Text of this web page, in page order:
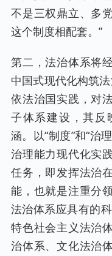
不是三权鼎立、多
这个制度相配套。”
第二，法治体系将
中国式现代化构筑
依法治国实践，对
子体系建设，其反
涵。以“制度”和“治
治理能力现代化实
任务，即发挥法治
能，也就是注重分
法治体系应具有的
特色社会主义法治
治体系、文化法治